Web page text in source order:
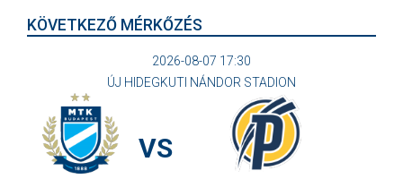
KÖVETKEZŐ MÉRKŐZÉS
2026-08-07 17:30
ÚJ HIDEGKUTI NÁNDOR STADION
VS